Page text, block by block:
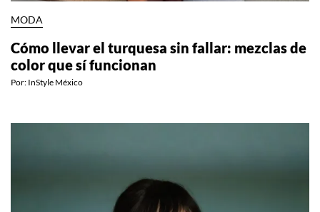
MODA
Cómo llevar el turquesa sin fallar: mezclas de
color que sí funcionan
Por: InStyle México